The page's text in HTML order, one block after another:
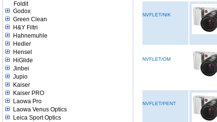
Foldit
Godox
Green Clean
H&Y Filtri
Hahnemuhle
Hedler
Hensel
HiGlide
Jinbei
Jupio
Kaiser
Kaiser PRO
Laowa Pro
Laowa Venus Optics
Leica Sport Optics
NVFLET/NIK
NVFLET/OM
NVFLET/PENT